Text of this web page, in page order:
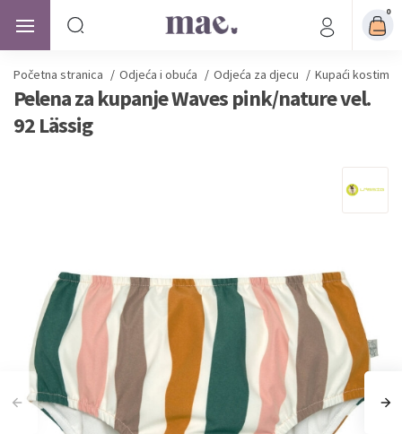
0
Početna stranica / Odjeća i obuća / Odjeća za djecu / Kupaći kostimi
Pelena za kupanje Waves pink/nature vel.
92 Lässig